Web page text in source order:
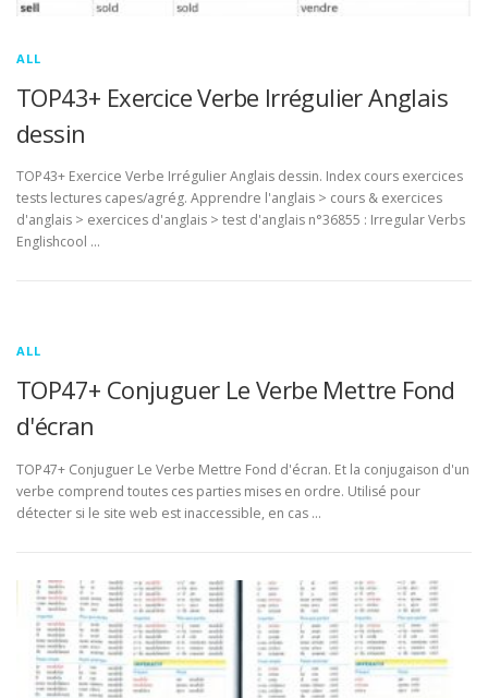
ALL
TOP43+ Exercice Verbe Irrégulier Anglais
dessin
TOP43+ Exercice Verbe Irrégulier Anglais dessin. Index cours exercices
tests lectures capes/agrég. Apprendre l'anglais > cours & exercices
d'anglais > exercices d'anglais > test d'anglais n°36855 : Irregular Verbs
Englishcool …
ALL
TOP47+ Conjuguer Le Verbe Mettre Fond
d'écran
TOP47+ Conjuguer Le Verbe Mettre Fond d'écran. Et la conjugaison d'un
verbe comprend toutes ces parties mises en ordre. Utilisé pour
détecter si le site web est inaccessible, en cas …